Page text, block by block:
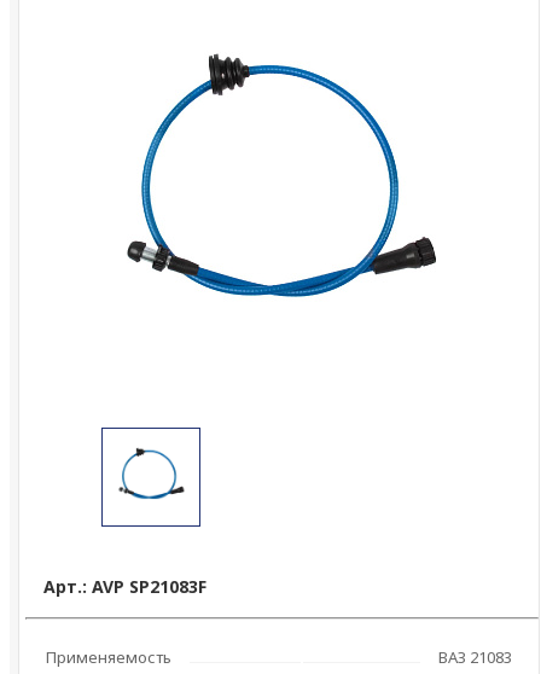
Арт.: AVP SP21083F
Применяемость
ВАЗ 21083